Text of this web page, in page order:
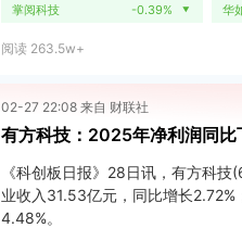
掌阅科技 -0.39% ▼ 华
阅读 263.5w+
02-27 22:08 来自 财联社
有方科技：2025年净利润同
《科创板日报》28日讯，有方科
业收入31.53亿元，同比增长
4.48%。